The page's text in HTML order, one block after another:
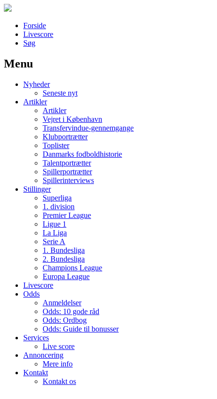
Forside
Livescore
Søg
Наши партнеры
лучшие займы
Menu
Nyheder
Seneste nyt
Artikler
Artikler
Vejret i København
Transfervindue-gennemgange
Klubportrætter
Toplister
Danmarks fodboldhistorie
Talentportrætter
Spillerportrætter
Spillerinterviews
Stillinger
Superliga
1. division
Premier League
Ligue 1
La Liga
Serie A
1. Bundesliga
2. Bundesliga
Champions League
Europa League
Livescore
Odds
Anmeldelser
Odds: 10 gode råd
Odds: Ordbog
Odds: Guide til bonusser
Services
Live score
Annoncering
Mere info
Kontakt
Kontakt os